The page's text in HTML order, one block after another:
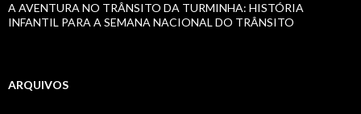
A AVENTURA NO TRÂNSITO DA TURMINHA: HISTÓRIA
INFANTIL PARA A SEMANA NACIONAL DO TRÂNSITO
ARQUIVOS